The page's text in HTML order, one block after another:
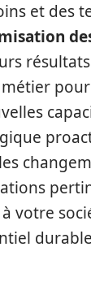
et des
votre